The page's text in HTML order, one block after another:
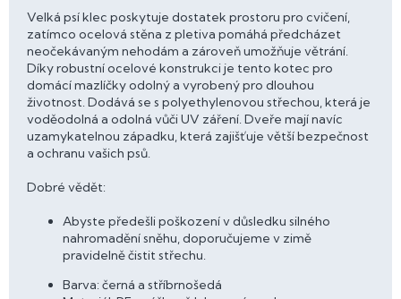
Velká psí klec poskytuje dostatek prostoru pro cvičení,
zatímco ocelová stěna z pletiva pomáhá předcházet
neočekávaným nehodám a zároveň umožňuje větrání.
Díky robustní ocelové konstrukci je tento kotec pro
domácí mazlíčky odolný a vyrobený pro dlouhou
životnost. Dodává se s polyethylenovou střechou, která je
voděodolná a odolná vůči UV záření. Dveře mají navíc
uzamykatelnou západku, která zajišťuje větší bezpečnost
a ochranu vašich psů.
Dobré vědět:
Abyste předešli poškození v důsledku silného
nahromadění sněhu, doporučujeme v zimě
pravidelně čistit střechu.
Barva: černá a stříbrnošedá